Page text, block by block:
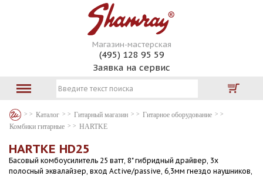
Магазин-мастерская
(495) 128 95 59
Заявка на сервис
Каталог Гитарный магазин
Гитарное оборудование
Комбики гитарные
HARTKE
HARTKE HD25
Басовый комбоусилитель 25 ватт, 8" гибридный драйвер, 3х
полосный эквалайзер, вход Active/passive, 6,3мм гнездо наушников,